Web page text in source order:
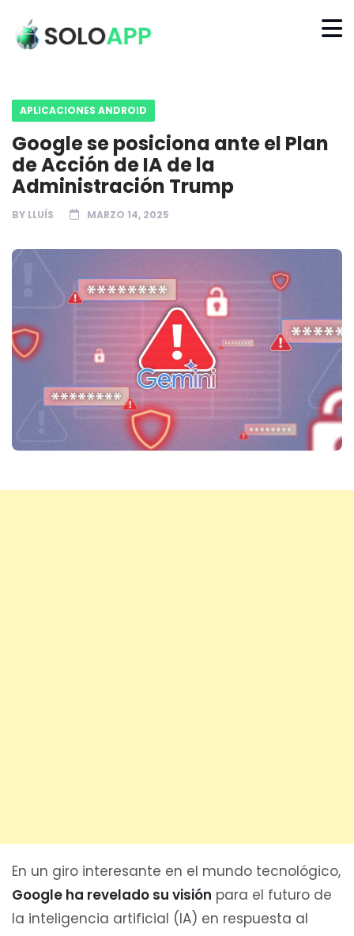
APLICACIONES ANDROID
Google se posiciona ante el Plan
de Acción de IA de la
Administración Trump
BY LLUÍS MARZO 14, 2025
En un giro interesante en el mundo tecnológico,
Google ha revelado su visión para el futuro de
la inteligencia artificial (IA) en respuesta al